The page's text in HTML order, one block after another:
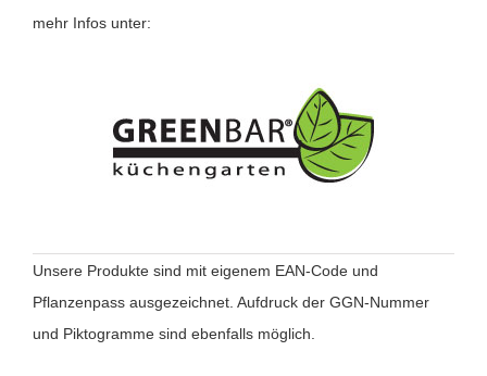
mehr Infos unter:
Unsere Produkte sind mit eigenem EAN-Code und
Pflanzenpass ausgezeichnet. Aufdruck der GGN-Nummer
und Piktogramme sind ebenfalls möglich.